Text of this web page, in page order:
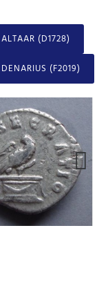
(D1728)
(F2019)